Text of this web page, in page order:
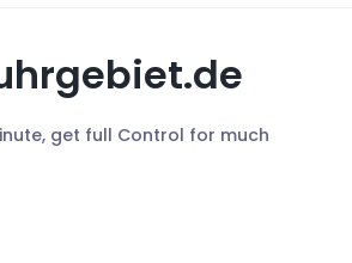
get full Control for much